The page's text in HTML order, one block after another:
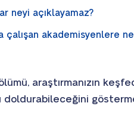
neyi açıklayamaz?
çalışan akademisyenlere
araştırmanızın
doldurabileceğini